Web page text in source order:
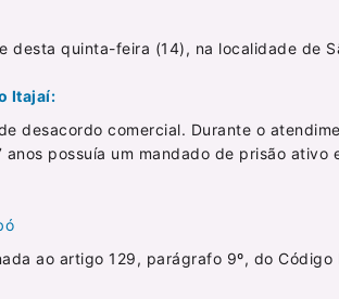
quinta-feira (14), na localidade de
Itajaí:
desacordo comercial. Durante o
possuía um mandado de prisão ativo
ao artigo 129, parágrafo 9º, do